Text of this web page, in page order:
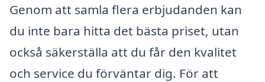
Genom att samla flera erbjudanden kan
du inte bara hitta det bästa priset, utan
också säkerställa att du får den kvalitet
och service du förväntar dig. För att